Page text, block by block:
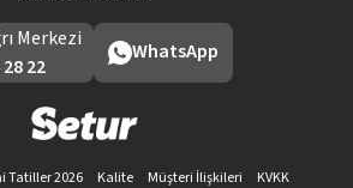
Merkezi
22
WhatsApp
Tatiller 2026 Kalite Müşteri İlişkileri
KVKK